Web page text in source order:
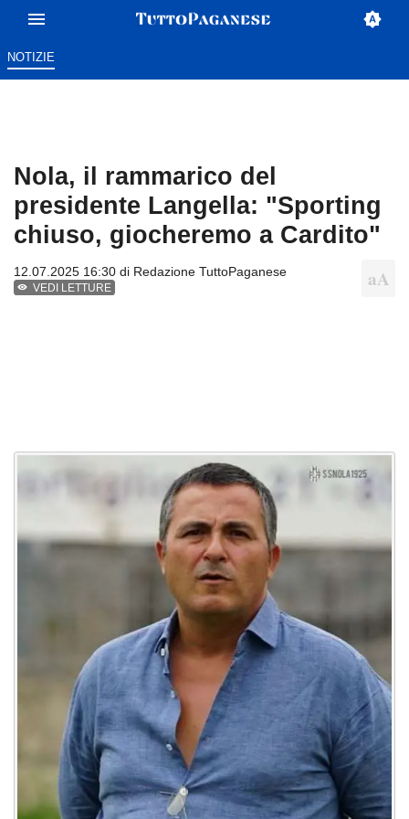
NOTIZIE
Nola, il rammarico del
presidente Langella: "Sporting
chiuso, giocheremo a Cardito"
12.07.2025 16:30 di Redazione TuttoPaganese
VEDI LETTURE